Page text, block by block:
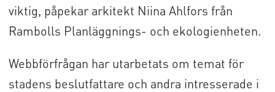
viktig, påpekar arkitekt Niina Ahlfors från
Rambolls Planläggnings- och ekologienheten.
Webbförfrågan har utarbetats om temat för
stadens beslutfattare och andra intresserade i